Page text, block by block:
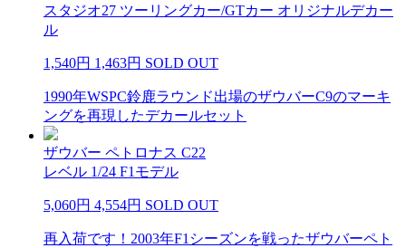
スタジオ27 ツーリングカー/GTカー オリジナルデカー
ル
1,540円 1,463円 SOLD OUT
1990年WSPC鈴鹿ラウンド出場のザウバーC9のマーキ
ングを再現したデカールセット
ザウバー ペトロナス C22
レベル 1/24 F1モデル
5,060円 4,554円 SOLD OUT
再入荷です！2003年F1シーズンを戦ったザウバーペト